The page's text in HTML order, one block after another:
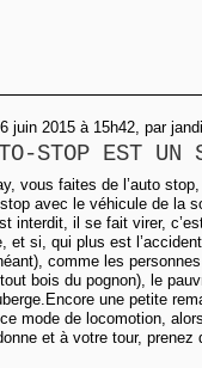
juin 2015 à 15h42, par
STOP EST UN
vous faites de l’auto
avec le véhicule de la
interdit, il se fait virer,
et si, qui plus est
comme les
bois du pognon), le
une petite
mode de locomotion,
et à votre tour,